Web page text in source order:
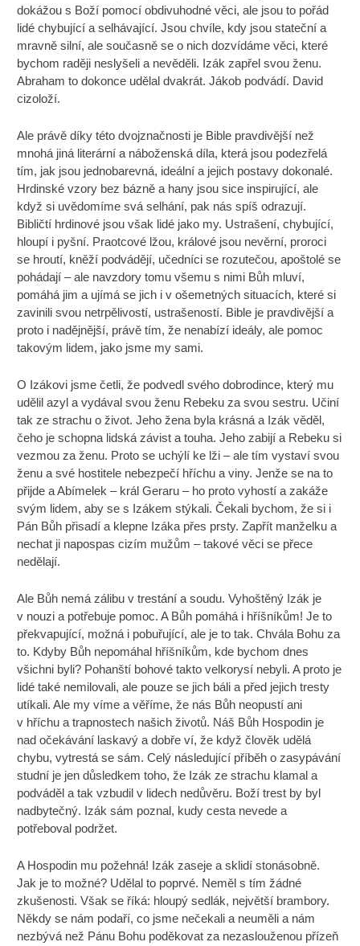
dokážou s Boží pomocí obdivuhodné věci, ale jsou to pořád
lidé chybující a selhávající. Jsou chvíle, kdy jsou stateční a
mravně silní, ale současně se o nich dozvídáme věci, které
bychom raději neslyšeli a nevěděli. Izák zapřel svou ženu.
Abraham to dokonce udělal dvakrát. Jákob podvádí. David
cizoloží.
Ale právě díky této dvojznačnosti je Bible pravdivější než
mnohá jiná literární a náboženská díla, která jsou podezřelá
tím, jak jsou jednobarevná, ideální a jejich postavy dokonalé.
Hrdinské vzory bez bázně a hany jsou sice inspirující, ale
když si uvědomíme svá selhání, pak nás spíš odrazují.
Bibličtí hrdinové jsou však lidé jako my. Ustrašení, chybující,
hloupí i pyšní. Praotcové lžou, králové jsou nevěrní, proroci
se hroutí, kněží podvádějí, učedníci se rozutečou, apoštolé se
pohádají – ale navzdory tomu všemu s nimi Bůh mluví,
pomáhá jim a ujímá se jich i v ošemetných situacích, které si
zavinili svou netrpělivostí, ustrašeností. Bible je pravdivější a
proto i nadějnější, právě tím, že nenabízí ideály, ale pomoc
takovým lidem, jako jsme my sami.
O Izákovi jsme četli, že podvedl svého dobrodince, který mu
udělil azyl a vydával svou ženu Rebeku za svou sestru. Učiní
tak ze strachu o život. Jeho žena byla krásná a Izák věděl,
čeho je schopna lidská závist a touha. Jeho zabijí a Rebeku si
vezmou za ženu. Proto se uchýlí ke lži – ale tím vystaví svou
ženu a své hostitele nebezpečí hříchu a viny. Jenže se na to
přijde a Abímelek – král Geraru – ho proto vyhostí a zakáže
svým lidem, aby se s Izákem stýkali. Čekali bychom, že si i
Pán Bůh přisadí a klepne Izáka přes prsty. Zapřít manželku a
nechat ji napospas cizím mužům – takové věci se přece
nedělají.
Ale Bůh nemá zálibu v trestání a soudu. Vyhoštěný Izák je
v nouzi a potřebuje pomoc. A Bůh pomáhá i hříšníkům! Je to
překvapující, možná i pobuřující, ale je to tak. Chvála Bohu za
to. Kdyby Bůh nepomáhal hříšníkům, kde bychom dnes
všichni byli? Pohanští bohové takto velkorysí nebyli. A proto je
lidé také nemilovali, ale pouze se jich báli a před jejich tresty
utíkali. Ale my víme a věříme, že nás Bůh neopustí ani
v hříchu a trapnostech našich životů. Náš Bůh Hospodin je
nad očekávání laskavý a dobře ví, že když člověk udělá
chybu, vytrestá se sám. Celý následující příběh o zasypávání
studní je jen důsledkem toho, že Izák ze strachu klamal a
podváděl a tak vzbudil v lidech nedůvěru. Boží trest by byl
nadbytečný. Izák sám poznal, kudy cesta nevede a
potřeboval podržet.
A Hospodin mu požehná! Izák zaseje a sklidí stonásobně.
Jak je to možné? Udělal to poprvé. Neměl s tím žádné
zkušenosti. Však se říká: hloupý sedlák, největší brambory.
Někdy se nám podaří, co jsme nečekali a neuměli a nám
nezbývá než Pánu Bohu poděkovat za nezaslouženou přízeň